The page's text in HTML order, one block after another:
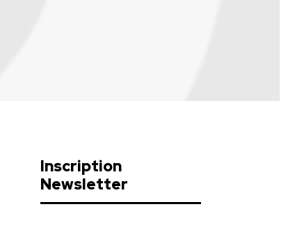
Inscription
Newsletter